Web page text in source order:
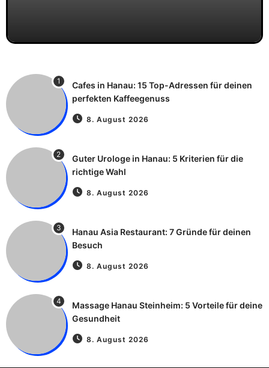
1
Cafes in Hanau: 15 Top-Adressen für deinen
perfekten Kaffeegenuss
8. August 2026
2
Guter Urologe in Hanau: 5 Kriterien für die
richtige Wahl
8. August 2026
3
Hanau Asia Restaurant: 7 Gründe für deinen
Besuch
8. August 2026
4
Massage Hanau Steinheim: 5 Vorteile für deine
Gesundheit
8. August 2026